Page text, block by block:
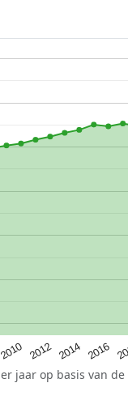
2010 2012 2014 2016
jaar op basis van de